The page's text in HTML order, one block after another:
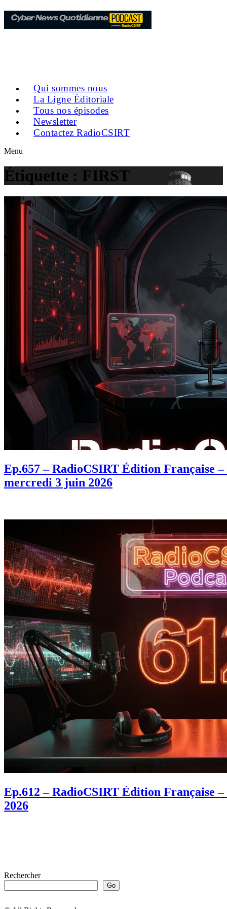
Qui sommes nous
La Ligne Éditoriale
Tous nos épisodes
Newsletter
Contactez RadioCSIRT
Menu
Étiquette : FIRST
Ep.657 – RadioCSIRT Édition Française
mercredi 3 juin 2026
Ep.612 – RadioCSIRT Édition Française
2026
Rechercher
Go